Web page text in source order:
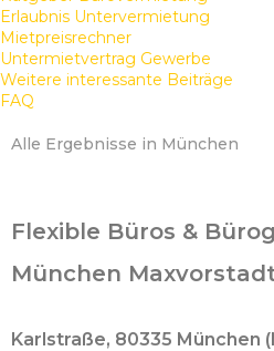
Erlaubnis Untervermietung
Mietpreisrechner
Untermietvertrag Gewerbe
Weitere interessante Beiträge
FAQ
Alle Ergebnisse in München
Flexible Büros &
München
Karlstraße, 80335 München